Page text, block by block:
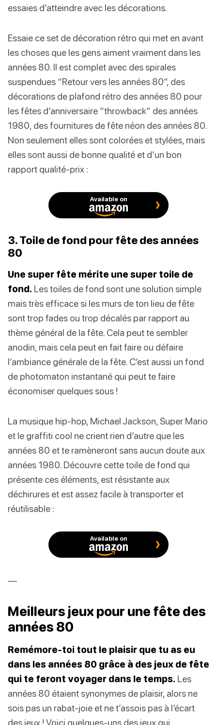
essaies d’atteindre avec les décorations.
Essaie ce set de décoration rétro qui met en avant
les choses que les gens aiment vraiment dans les
années 80. Il est complet avec des spirales
suspendues “Retour vers les années 80”, des
décorations de plafond rétro des années 80 pour
les fêtes d’anniversaire “throwback” des années
1980, des fournitures de fête néon des années 80.
Non seulement elles sont colorées et stylées, mais
elles sont aussi de bonne qualité et d’un bon
rapport qualité-prix :
Available on
3. Toile de fond pour fête des années
80
Une super fête mérite une super toile de
fond. Les toiles de fond sont une solution simple
mais très efficace si les murs de ton lieu de fête
sont trop fades ou trop décalés par rapport au
thème général de la fête. Cela peut te sembler
anodin, mais cela peut en fait faire ou défaire
l’ambiance générale de la fête. C’est aussi un fond
de photomaton instantané qui peut te faire
économiser quelques sous !
La musique hip-hop, Michael Jackson, Super Mario
et le graffiti cool ne crient rien d’autre que les
années 80 et te ramèneront sans aucun doute aux
années 1980. Découvre cette toile de fond qui
présente ces éléments, est résistante aux
déchirures et est assez facile à transporter et
réutilisable :
Available on
—
Meilleurs jeux pour une fête des
années 80
Remémore-toi tout le plaisir que tu as eu
dans les années 80 grâce à des jeux de fête
qui te feront voyager dans le temps. Les
années 80 étaient synonymes de plaisir, alors ne
sois pas un rabat-joie et ne t’assois pas à l’écart
des jeux ! Voici quelques-uns des jeux qui